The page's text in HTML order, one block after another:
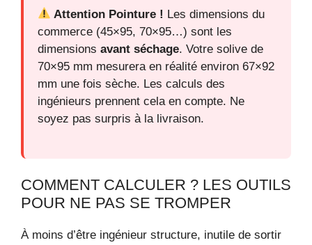
Attention Pointure ! Les dimensions du
commerce (45×95, 70×95…) sont les
dimensions avant séchage. Votre solive de
70×95 mm mesurera en réalité environ 67×92
mm une fois sèche. Les calculs des
ingénieurs prennent cela en compte. Ne
soyez pas surpris à la livraison.
COMMENT CALCULER ? LES OUTILS
POUR NE PAS SE TROMPER
À moins d’être ingénieur structure, inutile de sortir